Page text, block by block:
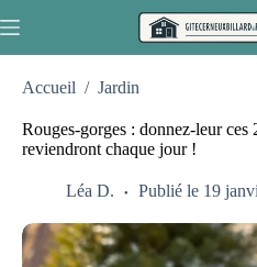
au
Accueil / Jardin
Rouges-gorges : donnez-leur ces
reviendront chaque jour !
Léa D. Publié le 19